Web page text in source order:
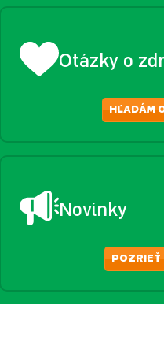
Otázky o
HĽADÁM
Novinky
POZRIEŤ